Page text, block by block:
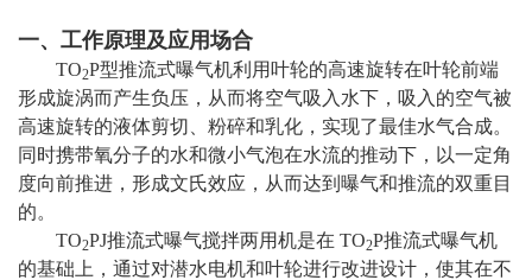
一、工作原理及应用场合
TO2P型推流式曝气机利用叶轮的高速旋转在叶轮前端
形成旋涡而产生负压，从而将空气吸入水下，吸入的空气被
高速旋转的液体剪切、粉碎和乳化，实现了最佳水气合成。
同时携带氧分子的水和微小气泡在水流的推动下，以一定角
度向前推进，形成文氏效应，从而达到曝气和推流的双重目
的。
TO2PJ推流式曝气搅拌两用机是在 TO2P推流式曝气机
的基础上，通过对潜水电机和叶轮进行改进设计，使其在不